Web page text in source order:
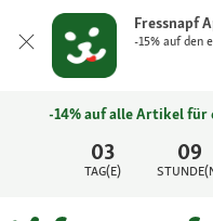
Fressnapf
-15% auf den
03
TAG(E)
09
-14% auf alle Artikel